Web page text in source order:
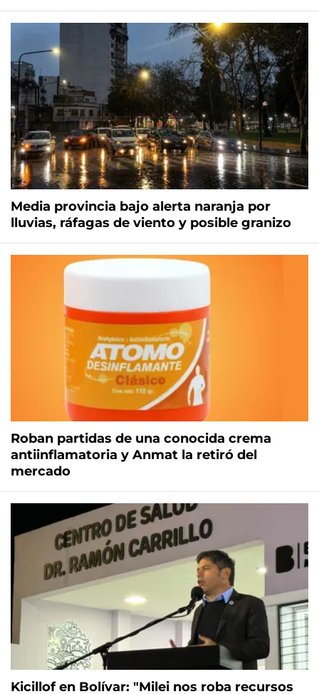
Media provincia bajo alerta naranja por
lluvias, ráfagas de viento y posible granizo
Roban partidas de una conocida crema
antiinflamatoria y Anmat la retiró del
mercado
Kicillof en Bolívar: "Milei nos roba recursos